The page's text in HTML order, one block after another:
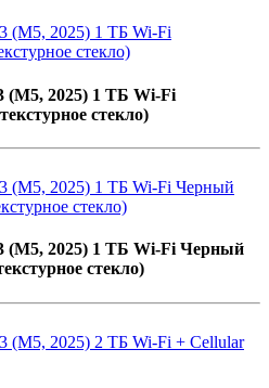
(M5, 2025) 1 ТБ Wi-Fi
стекло)
(M5, 2025) 1 ТБ Wi-Fi Черный
стекло)